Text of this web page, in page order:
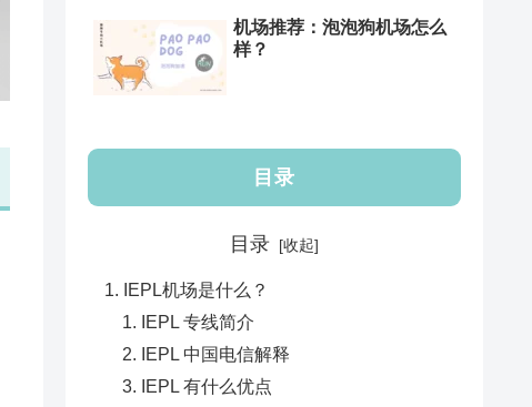
机场推荐：泡泡狗机场怎么
样？
目录
目录
IEPL机场是什么？
IEPL 专线简介
IEPL 中国电信解释
IEPL 有什么优点